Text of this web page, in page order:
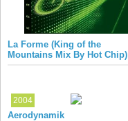
La Forme (King of the
Mountains Mix By Hot Chip)
2004
Aerodynamik